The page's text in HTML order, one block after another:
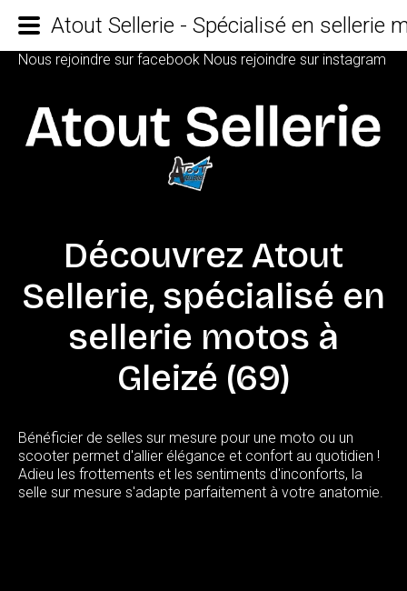
Nous rejoindre sur facebook Nous rejoindre sur instagram
Découvrez Atout
Sellerie, spécialisé en
sellerie motos à
Gleizé (69)
Bénéficier de selles sur mesure pour une moto ou un
scooter permet d'allier élégance et confort au quotidien !
Adieu les frottements et les sentiments d'inconforts, la
selle sur mesure s'adapte parfaitement à votre anatomie.
Atout Sellerie - Spécialisé en sellerie